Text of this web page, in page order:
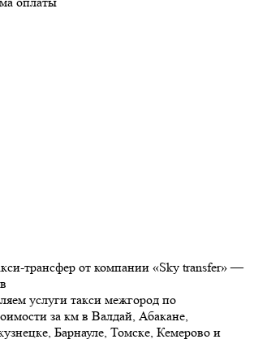
трансфер от компании «Sky transfer» —
услуги такси межгород по
за км в Валдай, Абакане,
Барнауле, Томске, Кемерово и